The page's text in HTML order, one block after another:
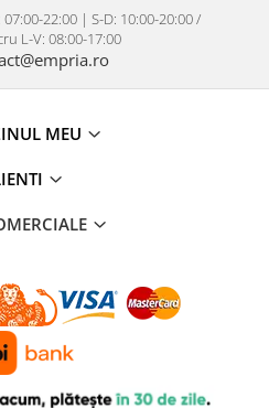
22:00 | S-D: 10:00-20:00 /
L-V: 08:00-17:00
MEU